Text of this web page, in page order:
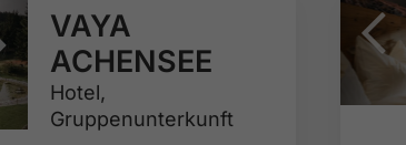
VAYA
ACHENSEE
Hotel,
Gruppenunterkunft